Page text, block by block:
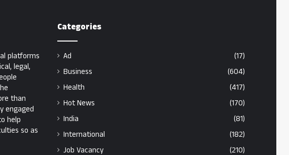
platforms
legal,
than
engaged
help
so as
Categories
Ad
(17)
Business
(604)
Health
(417)
Hot News
(170)
India
(81)
International
(182)
Job Vacancy
(210)